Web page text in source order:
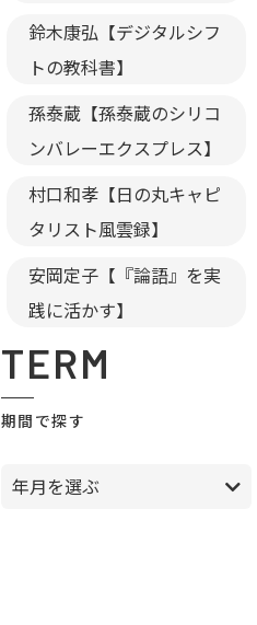
鈴木康弘【デジタルシフ
トの教科書】
孫泰蔵【孫泰蔵のシリコ
ンバレーエクスプレス】
村口和孝【日の丸キャピ
タリスト風雲録】
安岡定子【『論語』を実
践に活かす】
TERM
期間で探す
年月を選ぶ